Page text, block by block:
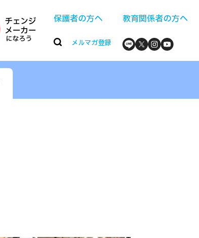
保護者の方へ 教育関係者の方へ
メルマガ登録